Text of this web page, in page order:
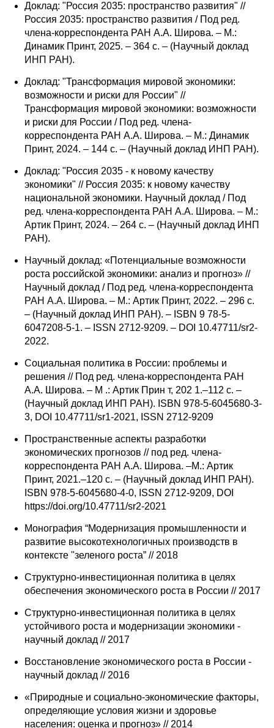
Доклад: "Россия 2035: пространство развития" //
Россия 2035: пространство развития / Под ред.
члена-корреспондента РАН А.А. Широва. – М.:
Динамик Принт, 2025. – 364 с. – (Научный доклад
ИНП РАН).
Доклад: "Трансформация мировой экономики:
возможности и риски для России" //
Трансформация мировой экономики: возможности
и риски для России / Под ред. члена-
корреспондента РАН А.А. Широва. – М.: Динамик
Принт, 2024. – 144 с. – (Научный доклад ИНП РАН).
Доклад: "Россия 2035 - к новому качеству
экономики" // Россия 2035: к новому качеству
национальной экономики. Научный доклад / Под
ред. члена-корреспондента РАН А.А. Широва. – М.:
Артик Принт, 2024. – 264 с. – (Научный доклад ИНП
РАН).
Научный доклад: «Потенциальные возможности
роста российской экономики: анализ и прогноз» //
Научный доклад / Под ред. члена-корреспондента
РАН А.А. Широва. – М.: Артик Принт, 2022. – 296 с.
– (Научный доклад ИНП РАН). – ISBN 9 78-5-
6047208-5-1. – ISSN 2712-9209. – DOI 10.47711/sr2-
2022.
Социальная политика в России: проблемы и
решения // Под ред. члена-корреспондента РАН
А.А. Широва. – М .: Артик Прин т, 202 1.–112 с. –
(Научный доклад ИНП РАН). ISBN 978-5-6045680-3-
3, DOI 10.47711/sr1-2021, ISSN 2712-9209
Пространственные аспекты разработки
экономических прогнозов // под ред. члена-
корреспондента РАН А.А. Широва. –М.: Артик
Принт, 2021.–120 с. – (Научный доклад ИНП РАН).
ISBN 978-5-6045680-4-0, ISSN 2712-9209, DOI
https://doi.org/10.47711/sr2-2021
Монография “Модернизация промышленности и
развитие высокотехнологичных производств в
контексте "зеленого роста” // 2018
Cтруктурно-инвестиционная политика в целях
обеспечения экономического роста в России // 2017
Структурно-инвестиционная политика в целях
устойчивого роста и модернизации экономики -
научный доклад // 2017
Восстановление экономического роста в России -
научный доклад // 2016
«Природные и социально-экономические факторы,
определяющие условия жизни и здоровье
населения: оценка и прогноз» // 2014